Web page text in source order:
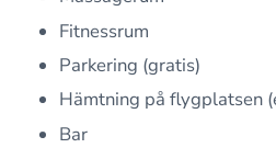
Fitnessrum
Parkering (gratis)
Hämtning på flygplatsen
Bar